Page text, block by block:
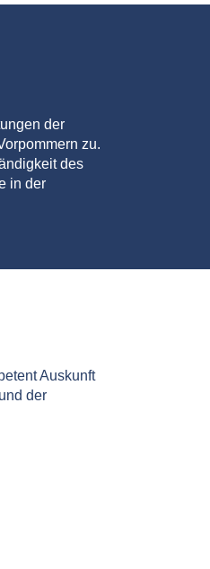
der
zu.
des
in der
Auskunft
der